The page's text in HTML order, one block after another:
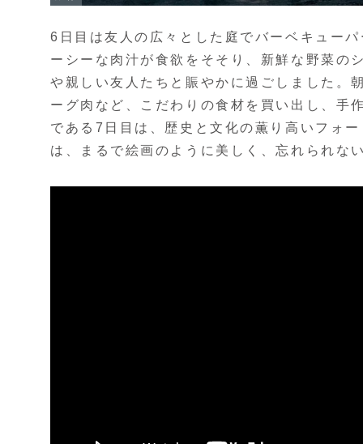
6日目は友人の広々とした庭でバーベキュー
ーシーな肉汁が食欲をそそり、新鮮な野菜の
や親しい友人たちと賑やかに過ごしました。
ーグ肉など、こだわりの食材を買い出し、手
である7日目は、歴史と文化の薫り高いフォ
は、まるで絵画のように美しく、忘れられな